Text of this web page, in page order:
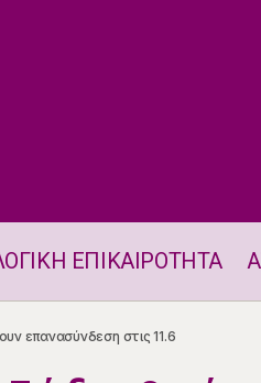
ΕΠΙΚΑΙΡΟΤΗΤΑ
επανασύνδεση στις 11.6